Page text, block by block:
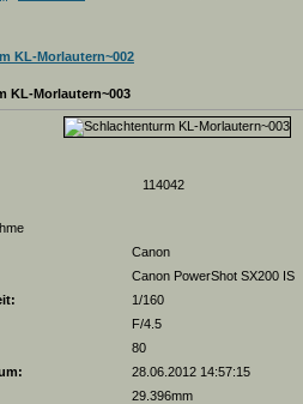
KL-Morlautern~002
KL-Morlautern~003
114042
Canon
Canon PowerShot SX200 IS
1/160
F/4.5
80
28.06.2012 14:57:15
29.396mm